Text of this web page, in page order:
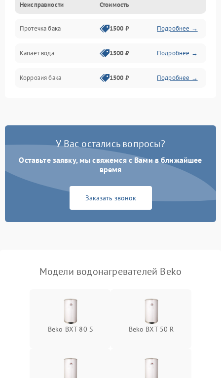
Датчики
Механика
Неисправности Стоимость
Протечка бака 1500 ₽ Подробнее →
Капает вода 1500 ₽ Подробнее →
Коррозия бака 1500 ₽ Подробнее →
У Вас остались вопросы?
Оставьте заявку, мы свяжемся с Вами в ближайшее
время
Заказать звонок
Модели водонагревателей Beko
Beko BXT 80 S Beko BXT 50 R